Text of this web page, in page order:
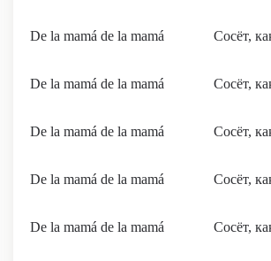
De la mamá de la mamá Сосёт,
De la mamá de la mamá Сосёт,
De la mamá de la mamá Сосёт,
De la mamá de la mamá Сосёт,
De la mamá de la mamá Сосёт,